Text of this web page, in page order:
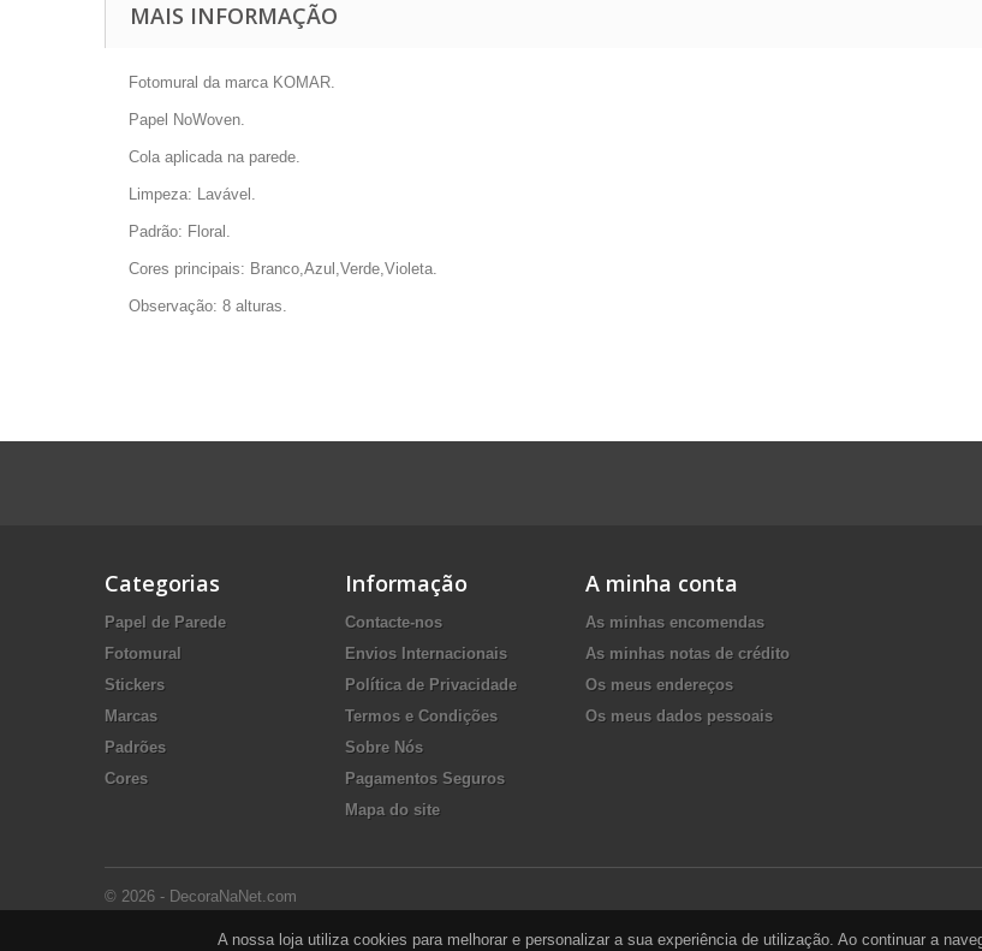
MAIS INFORMAÇÃO
Fotomural da marca KOMAR.
Papel NoWoven.
Cola aplicada na parede.
Limpeza: Lavável.
Padrão: Floral.
Cores principais: Branco,Azul,Verde,Violeta.
Observação: 8 alturas.
Categorias
Papel de Parede
Fotomural
Stickers
Marcas
Padrões
Cores
Informação
Contacte-nos
Envios Internacionais
Política de Privacidade
Termos e Condições
Sobre Nós
Pagamentos Seguros
Mapa do site
© 2026 - DecoraNaNet.com
A minha conta
As minhas encomendas
As minhas notas de crédito
Os meus endereços
Os meus dados pessoais
A nossa loja utiliza cookies para melhorar e personalizar a sua experiência de utilização. Ao continuar a